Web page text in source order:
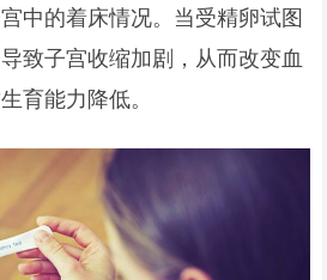
中的着床情况。当受精卵试图
致子宫收缩加剧，从而改变血
育能力降低。